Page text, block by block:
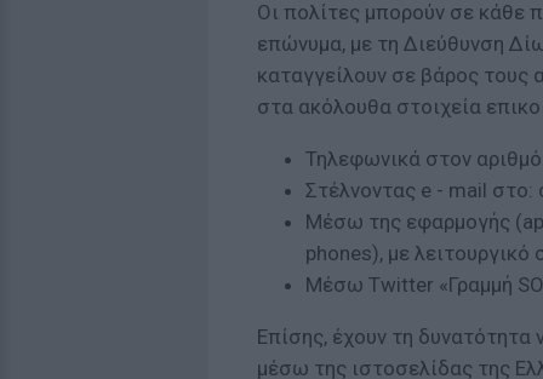
Οι πολίτες μπορούν σε κάθε
επώνυμα, με τη Διεύθυνση
καταγγείλουν σε βάρος τους
στα ακόλουθα στοιχεία
Τηλεφωνικά στον
Στέλνοντας e - mail στο:
Μέσω της εφαρμογής
phones), με λειτουργικό
Μέσω Twitter «Γραμμή
Επίσης, έχουν τη
μέσω της ιστοσελίδας της